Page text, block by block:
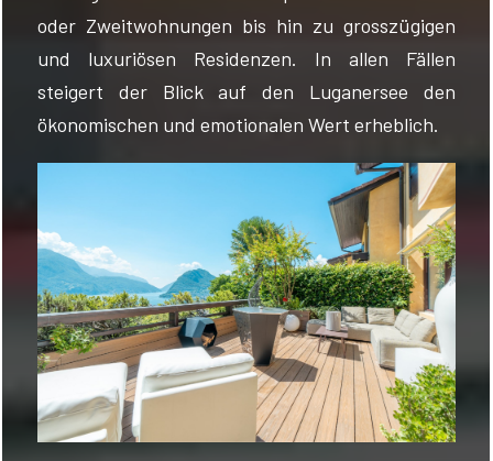
oder Zweitwohnungen bis hin zu grosszügigen
und luxuriösen Residenzen. In allen Fällen
steigert der Blick auf den Luganersee den
ökonomischen und emotionalen Wert erheblich.